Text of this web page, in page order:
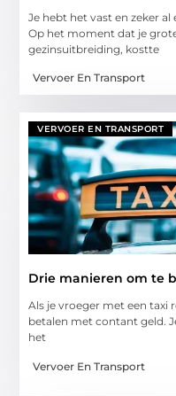
Je hebt het vast en zeker al
Op het moment dat je
gezinsuitbreiding, kostte
Vervoer En Transport
VERVOER EN TRANSPORT
Drie manieren om te
Als je vroeger met een taxi
betalen met contant geld.
het
Vervoer En Transport